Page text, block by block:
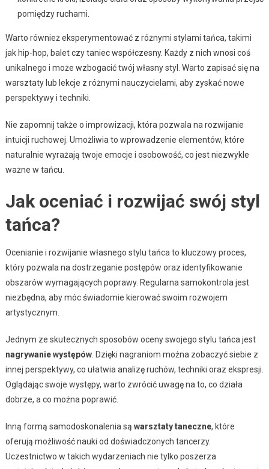
pomiędzy ruchami.
Warto również eksperymentować z różnymi stylami tańca, takimi
jak hip-hop, balet czy taniec współczesny. Każdy z nich wnosi coś
unikalnego i może wzbogacić twój własny styl. Warto zapisać się na
warsztaty lub lekcje z różnymi nauczycielami, aby zyskać nowe
perspektywy i techniki.
Nie zapomnij także o improwizacji, która pozwala na rozwijanie
intuicji ruchowej. Umożliwia to wprowadzenie elementów, które
naturalnie wyrażają twoje emocje i osobowość, co jest niezwykle
ważne w tańcu.
Jak oceniać i rozwijać swój styl
tańca?
Ocenianie i rozwijanie własnego stylu tańca to kluczowy proces,
który pozwala na dostrzeganie postępów oraz identyfikowanie
obszarów wymagających poprawy. Regularna samokontrola jest
niezbędna, aby móc świadomie kierować swoim rozwojem
artystycznym.
Jednym ze skutecznych sposobów oceny swojego stylu tańca jest
nagrywanie występów. Dzięki nagraniom można zobaczyć siebie z
innej perspektywy, co ułatwia analizę ruchów, techniki oraz ekspresji.
Oglądając swoje występy, warto zwrócić uwagę na to, co działa
dobrze, a co można poprawić.
Inną formą samodoskonalenia są warsztaty taneczne, które
oferują możliwość nauki od doświadczonych tancerzy.
Uczestnictwo w takich wydarzeniach nie tylko poszerza